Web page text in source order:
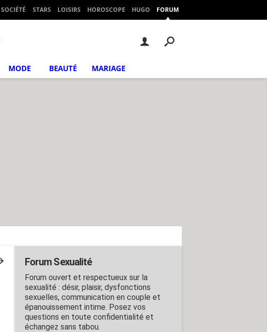
SOCIÉTÉ STARS LOISIRS HOROSCOPE HUGO FORUM
MODE BEAUTÉ MARIAGE
Forum Sexualité
Forum ouvert et respectueux sur la
sexualité : désir, plaisir, dysfonctions
sexuelles, communication en couple et
épanouissement intime. Posez vos
questions en toute confidentialité et
échangez sans tabou.